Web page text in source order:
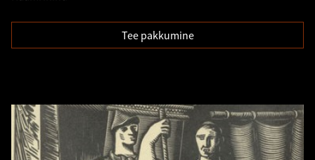
Tee pakkumine